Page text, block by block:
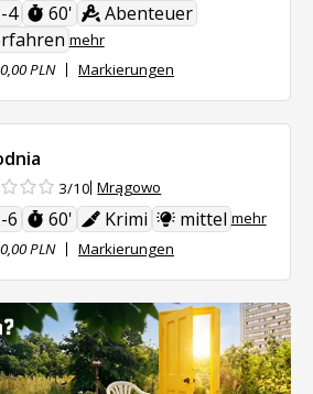
4 60'
Abenteuer
mehr
PLN
Markierungen
3/10 Mrągowo
6 60' Krimi mittel mehr
PLN
Markierungen